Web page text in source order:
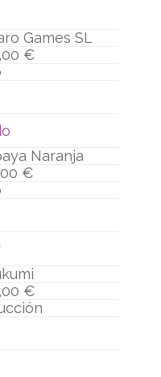
animación o
Games SL
€
Naranja
€
€